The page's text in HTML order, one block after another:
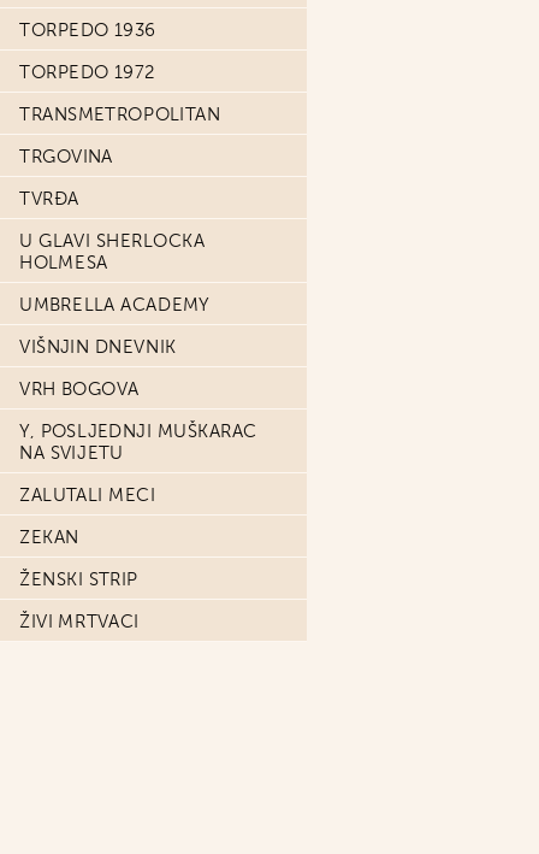
TORPEDO 1936
TORPEDO 1972
TRANSMETROPOLITAN
TRGOVINA
TVRĐA
U GLAVI SHERLOCKA
HOLMESA
UMBRELLA ACADEMY
VIŠNJIN DNEVNIK
VRH BOGOVA
Y, POSLJEDNJI MUŠKARAC
NA SVIJETU
ZALUTALI MECI
ZEKAN
ŽENSKI STRIP
ŽIVI MRTVACI